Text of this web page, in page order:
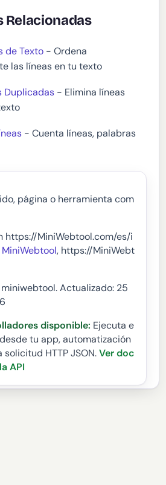
Relacionadas
de Texto - Ordena
las líneas en tu texto
Duplicadas - Elimina líneas
- Cuenta líneas, palabras
página o herramienta com
https://MiniWebtool.com/es/i
MiniWebtool, https://MiniWebt
Actualizado: 25
disponible: Ejecuta e
tu app, automatización
HTTP JSON. Ver doc
API